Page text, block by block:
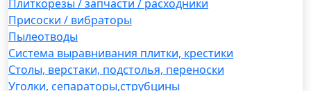
Плиткорезы / запчасти / расходники
Присоски / вибраторы
Пылеотводы
Система выравнивания плитки, крестики
Столы, верстаки, подстолья, переноски
Уголки, сепараторы,струбцины